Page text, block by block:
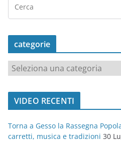
categorie
a
t
o
r
VIDEO RECENTI
Torna a Gesso la Rassegna
carretti, musica e tradizioni 30